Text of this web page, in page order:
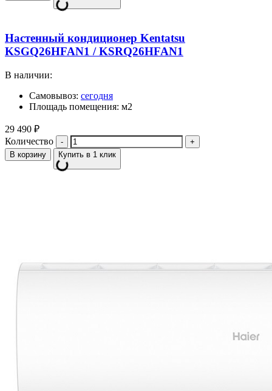
Настенный кондиционер Kentatsu
KSGQ26HFAN1 / KSRQ26HFAN1
В наличии:
Самовывоз: сегодня
Площадь помещения: м2
29 490 ₽
Количество
В корзину Купить в 1 клик